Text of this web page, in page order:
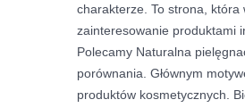
charakterze. To strona, która
zainteresowanie produktami
Polecamy Naturalna
porównania. Głównym
produktów kosmetycznych.